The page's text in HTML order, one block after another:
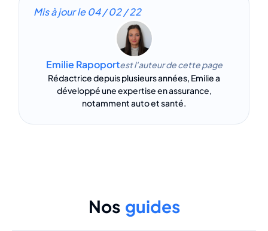
Mis à jour le04 / 02 / 22
Emilie Rapoportest l'auteur de cette page
Rédactrice depuis plusieurs années, Emilie a
développé une expertise en assurance,
notamment auto et santé.
Nos guides